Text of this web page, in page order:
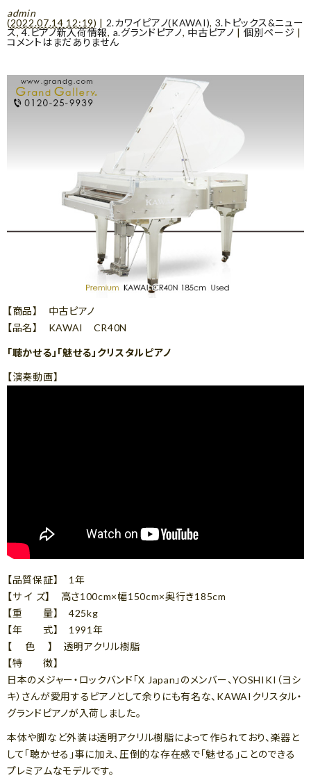
admin
(2022.07.14 12:19) | 2.カワイピアノ(KAWAI), 3.トピックス&ニュー
ス,4.ピアノ新入荷情報, a.グランドピアノ, 中古ピアノ | 個別ページ |
コメントはまだありません
【商品】 中古ピアノ
【品名】 KAWAI CR40N
「聴かせる」「魅せる」クリスタルピアノ
【演奏動画】
【品質保証】 1年
【サ イ ズ】 高さ100cm×幅150cm×奥行き185cm
【重 量】 425kg
【年 式】 1991年
【 色 】 透明アクリル樹脂
【特 徴】
日本のメジャー・ロックバンド「X Japan」のメンバー、YOSHIKI（ヨシ
キ）さんが愛用するピアノとして余りにも有名な、KAWAIクリスタル・
グランドピアノが入荷しました。
本体や脚など外装は透明アクリル樹脂によって作られており、楽器と
して「聴かせる」事に加え、圧倒的な存在感で「魅せる」ことのできる
プレミアムなモデルです。